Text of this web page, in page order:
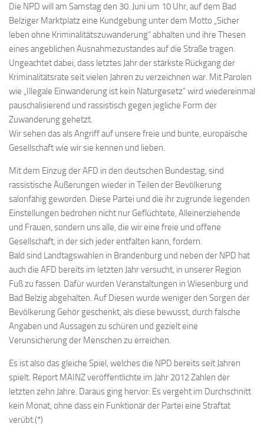
Die NPD will am Samstag den 30. Juni um 10 Uhr, auf dem Bad
Belziger Marktplatz eine Kundgebung unter dem Motto „Sicher
leben ohne Kriminalitätszuwanderung“ abhalten und ihre Thesen
eines angeblichen Ausnahmezustandes auf die Straße tragen.
Ungeachtet dabei, dass letztes Jahr der stärkste Rückgang der
Kriminalitätsrate seit vielen Jahren zu verzeichnen war. Mit Parolen
wie „Illegale Einwanderung ist kein Naturgesetz“ wird wiedereinmal
pauschalisierend und rassistisch gegen jegliche Form der
Zuwanderung gehetzt.
Wir sehen das als Angriff auf unsere freie und bunte, europäische
Gesellschaft wie wir sie kennen und lieben.
Mit dem Einzug der AFD in den deutschen Bundestag, sind
rassistische Äußerungen wieder in Teilen der Bevölkerung
salonfähig geworden. Diese Partei und die ihr zugrunde liegenden
Einstellungen bedrohen nicht nur Geflüchtete, Alleinerziehende
und Frauen, sondern uns alle, die wir eine freie und offene
Gesellschaft, in der sich jeder entfalten kann, fordern.
Bald sind Landtagswahlen in Brandenburg und neben der NPD hat
auch die AFD bereits im letzten Jahr versucht, in unserer Region
Fuß zu fassen. Dafür wurden Veranstaltungen in Wiesenburg und
Bad Belzig abgehalten. Auf Diesen wurde weniger den Sorgen der
Bevölkerung Gehör geschenkt, als diese bewusst, durch falsche
Angaben und Aussagen zu schüren und gezielt eine
Verunsicherung der Menschen zu erreichen.
Es ist also das gleiche Spiel, welches die NPD bereits seit Jahren
spielt. Report MAINZ veröffentlichte im Jahr 2012 Zahlen der
letzten zehn Jahre. Daraus ging hervor: Es vergeht im Durchschnitt
kein Monat, ohne dass ein Funktionär der Partei eine Straftat
verübt.(*)